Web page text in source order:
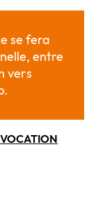
se fera
entre
vers